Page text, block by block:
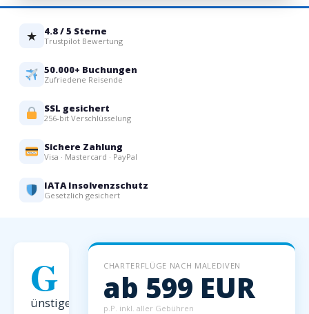
★ 4.8 / 5 Sterne
Trustpilot Bewertung
50.000+ Buchungen
Zufriedene Reisende
SSL gesichert
256-bit Verschlüsselung
Sichere Zahlung
Visa · Mastercard · PayPal
IATA Insolvenzschutz
Gesetzlich gesichert
G
ünstige
CHARTERFLÜGE NACH MALEDIVEN
ab 599 EUR
p.P. inkl. aller Gebühren